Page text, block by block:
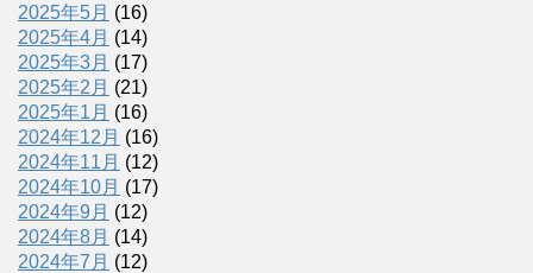
2025年5月 (16)
2025年4月 (14)
2025年3月 (17)
2025年2月 (21)
2025年1月 (16)
2024年12月 (16)
2024年11月 (12)
2024年10月 (17)
2024年9月 (12)
2024年8月 (14)
2024年7月 (12)